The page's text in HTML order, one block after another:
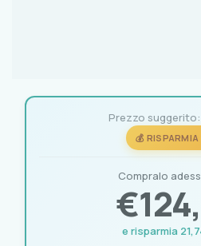
Prezzo suggerito:
💰 RISPARMIA
Compralo
€
e risparmia